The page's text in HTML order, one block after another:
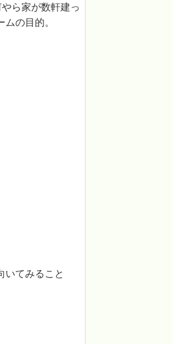
ら家が数軒建っ
の目的。
いてみること